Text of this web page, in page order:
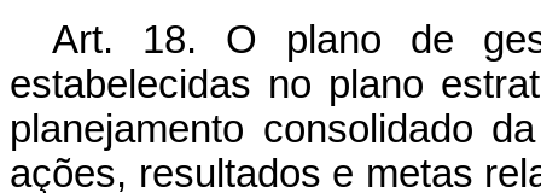
Art. 18. O plano de
estabelecidas no plano
planejamento consolidado
ações, resultados e metas